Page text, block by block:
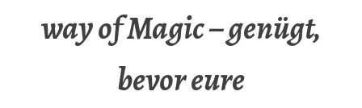
way of Magic – genügt,
bevor eure